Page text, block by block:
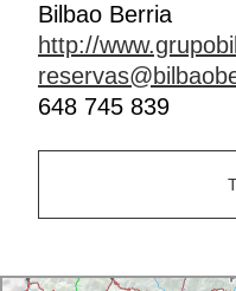
Bilbao Berria
http://
648 745 839